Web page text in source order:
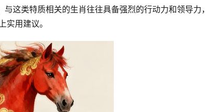
这类特质相关的生肖往往具备强烈的行动力和领导力，
用建议。